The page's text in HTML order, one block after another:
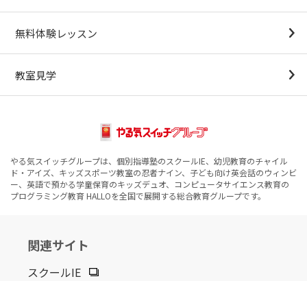
無料体験レッスン
教室見学
やる気スイッチグループは、個別指導塾のスクールIE、幼児教育のチャイル
ド・アイズ、キッズスポーツ教室の忍者ナイン、子ども向け英会話のウィンビ
ー、英語で預かる学童保育のキッズデュオ、コンピュータサイエンス教育の
プログラミング教育 HALLOを全国で展開する総合教育グループです。
関連サイト
スクールIE